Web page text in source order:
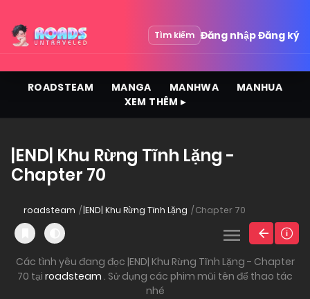
Tìm kiếm Đăng nhậpĐăng ký
ROADSTEAM MANGA MANHWA
MANHUA
XEM THÊM ▸
|END| Khu Rừng Tĩnh Lặng -
Chapter 70
roadsteam |END| Khu Rừng Tĩnh Lặng Chapter 70
Các tình yêu đang đọc |END| Khu Rừng Tĩnh Lặng - Chapter
70 tại roadsteam . Sử dụng các phim mũi tên để thao tác
nhé